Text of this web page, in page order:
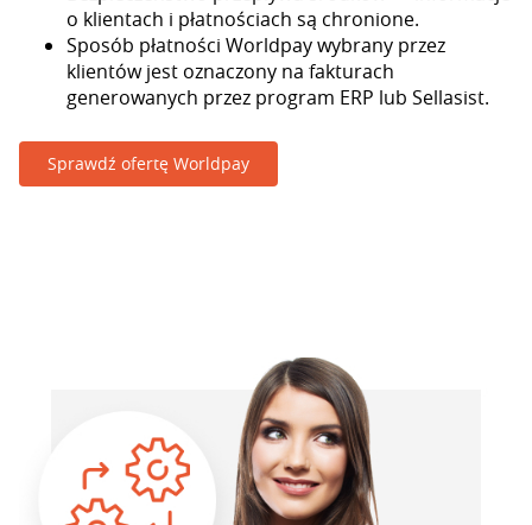
o klientach i płatnościach są chronione.
Sposób płatności Worldpay wybrany przez
klientów jest oznaczony na fakturach
generowanych przez program ERP lub Sellasist.
Sprawdź ofertę Worldpay